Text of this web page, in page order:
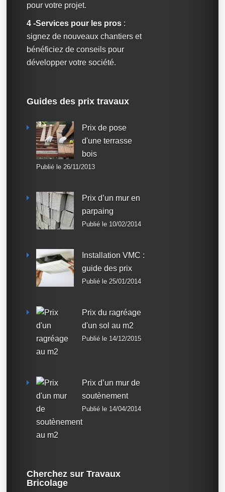
pour votre projet.
4 -Services pour les pros :
signez de nouveaux chantiers et
bénéficiez de conseils pour
développer votre société.
Guides des prix travaux
Prix de pose
d'une terrasse
bois
Publié le 26/11/2013
Prix d’un mur en
parpaing
Publié le 10/02/2014
Installation VMC :
guide des prix
Publié le 25/01/2014
Prix du ragréage
d'un sol au m2
Publié le 14/12/2015
Prix d’un mur de
soutènement
Publié le 14/04/2014
Cherchez sur Travaux
Bricolage